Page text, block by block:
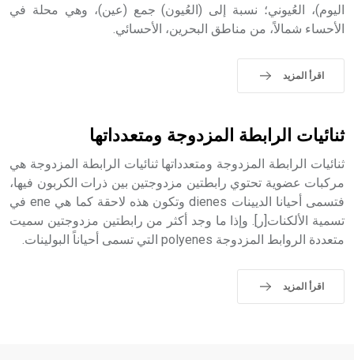
حيث تقتصر القيمة الصوتية للعلامة الك
اليوم)، العُيوني؛ نسبة إلى (العُيون) جمع (عين)، وهي محلة في
الأحساء شمالاً، من مناطق البحرين، الأحسائي.
اقرأ المزيد
ثنائيات الرابطة المزدوجة ومتعدداتها
ثنائيات الرابطة المزدوجة ومتعدداتها ثنائيات الرابطة المزدوجة هي
مركبات عضوية تحتوي رابطتين مزدوجتين بين ذرات الكربون فيها،
فتسمى أحيانا الديينات dienes وتكون هذه لاحقة كما هي ene في
تسمية الألكنات[ر]. وإذا ما وجد أكثر من رابطتين مزدوجتين سميت
متعددة الروابط المزدوجة polyenes التي تسمى أحياناً البولينات.
اقرأ المزيد